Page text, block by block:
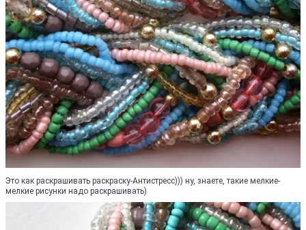
Это как раскрашивать раскраску-Антистресс))) ну, знаете, такие мелкие-
мелкие рисунки надо раскрашивать)